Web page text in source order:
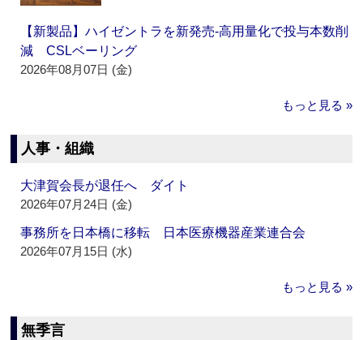
【新製品】ハイゼントラを新発売‐高用量化で投与本数削
減 CSLベーリング
2026年08月07日 (金)
もっと見る »
人事・組織
大津賀会長が退任へ ダイト
2026年07月24日 (金)
事務所を日本橋に移転 日本医療機器産業連合会
2026年07月15日 (水)
もっと見る »
無季言